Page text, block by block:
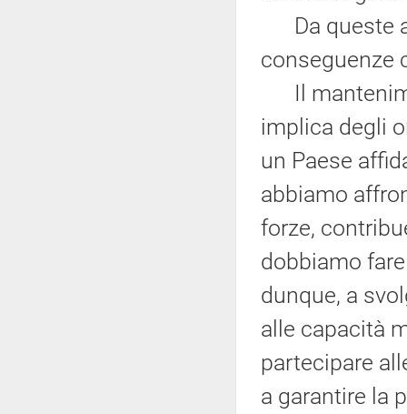
Da queste
conseguenze
Il
implica degli
un Paese
abbiamo
forze,
dobbiamo
dunque, a
alle capacità
partecipare
a garantire la